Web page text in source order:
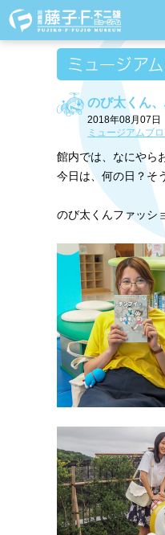
のび太くん
2018年08月07日
ミュージアムブ
館内では、なにやら
今日は、何の日？そ
のび太くんファッシ